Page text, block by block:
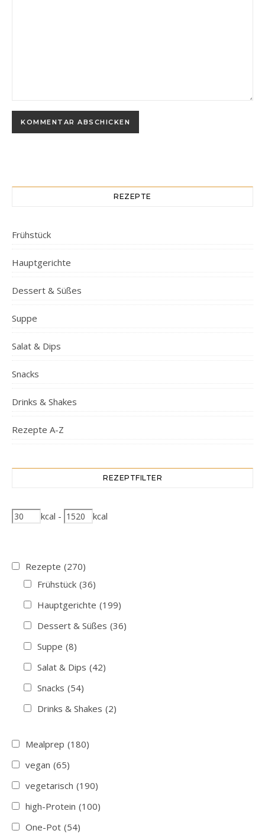
REZEPTE
Frühstück
Hauptgerichte
Dessert & Süßes
Suppe
Salat & Dips
Snacks
Drinks & Shakes
Rezepte A-Z
REZEPTFILTER
kcal - kcal
Rezepte (270)
Frühstück (36)
Hauptgerichte (199)
Dessert & Süßes (36)
Suppe (8)
Salat & Dips (42)
Snacks (54)
Drinks & Shakes (2)
Mealprep (180)
vegan (65)
vegetarisch (190)
high-Protein (100)
One-Pot (54)